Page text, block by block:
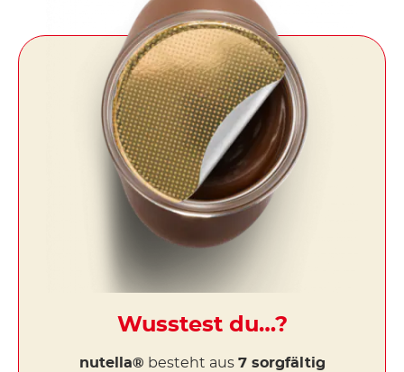
Wusstest du…?
nutella® besteht aus 7 sorgfältig